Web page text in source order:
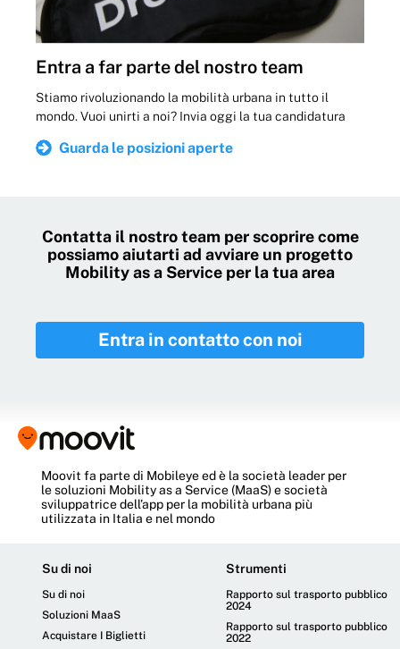
Entra a far parte del nostro team
Stiamo rivoluzionando la mobilità urbana in tutto il
mondo. Vuoi unirti a noi? Invia oggi la tua candidatura
Guarda le posizioni aperte
Contatta il nostro team per scoprire come
possiamo aiutarti ad avviare un progetto
Mobility as a Service per la tua area
Entra in contatto con noi
Moovit fa parte di Mobileye ed è la società leader per
le soluzioni Mobility as a Service (MaaS) e società
sviluppatrice dell’app per la mobilità urbana più
utilizzata in Italia e nel mondo
Su di noi
Su di noi
Soluzioni MaaS
Acquistare I Biglietti
Strumenti
Rapporto sul trasporto pubblico
2024
Rapporto sul trasporto pubblico
2022